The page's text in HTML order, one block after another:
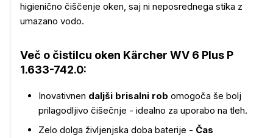
higienično čiščenje oken, saj ni neposrednega stika z
umazano vodo.
Več o čistilcu oken Kärcher WV 6 Plus P
1.633-742.0:
Inovativnen daljši brisalni rob omogoča še bolj
prilagodljivo čišečnje - idealno za uporabo na tleh.
Zelo dolga življenjska doba baterije - Čas